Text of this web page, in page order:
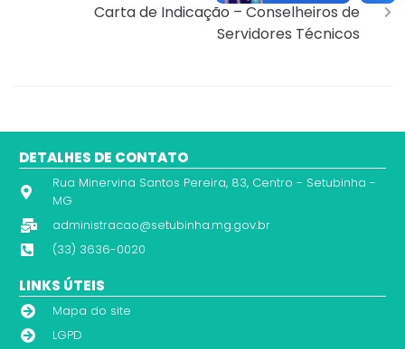
Carta de Indicação – Conselheiros de
Servidores Técnicos
DETALHES DE CONTATO
Rua Minervina Santos Pereira, 83, Centro - Setubinha -
MG
administracao@setubinha.mg.gov.br
(33) 3636-0020
LINKS ÚTEIS
Mapa do site
LGPD